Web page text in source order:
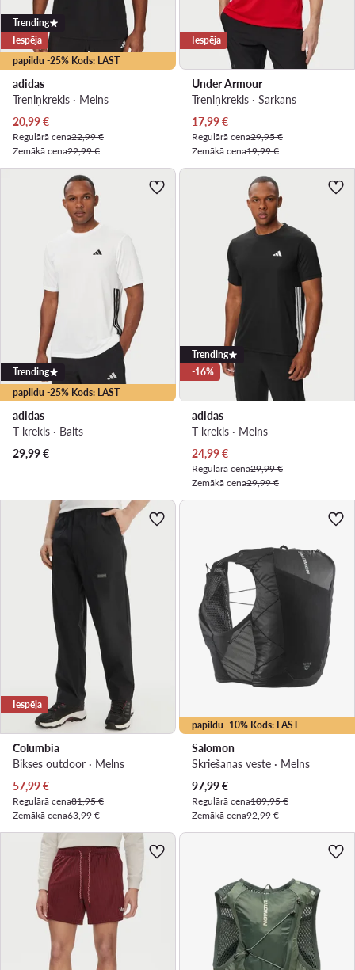
papildu -25% Kods: LAST
Trending
Iespēja
adidas
Treniņkrekls · Melns
Pašreizējā cena
20,99€
Regulārā cena22,99 €
Zemākā cena22,99 €
Iespēja
Under Armour
Treniņkrekls · Sarkans
Pašreizējā cena
17,99€
Regulārā cena29,95 €
Zemākā cena19,99 €
papildu -25% Kods: LAST
Trending
adidas
T-krekls · Balts
29,99€
Trending
-16%
adidas
T-krekls · Melns
Pašreizējā cena
24,99€
Regulārā cena29,99 €
Zemākā cena29,99 €
Iespēja
Columbia
Bikses outdoor · Melns
Pašreizējā cena
57,99€
Regulārā cena81,95 €
Zemākā cena63,99 €
papildu -10% Kods: LAST
Salomon
Skriešanas veste · Melns
Pašreizējā cena
97,99€
Regulārā cena109,95 €
Zemākā cena92,99 €